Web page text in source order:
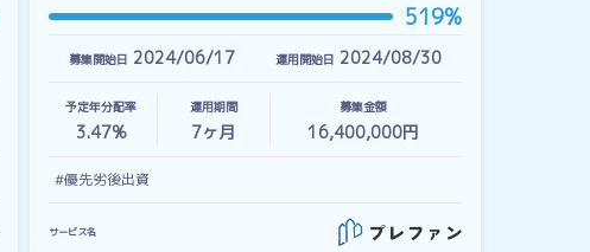
519%
募集開始日 2024/06/17 運用開始日 2024/08/30
予定年分配率
3.47%
運用期間
7ヶ月
募集金額
16,400,000円
#優先劣後出資
サービス名